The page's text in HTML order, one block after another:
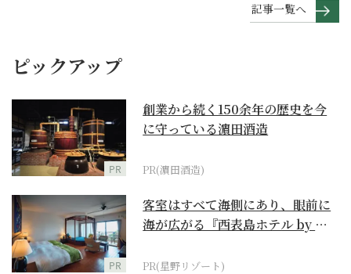
記事一覧へ
ピックアップ
PR
創業から続く150余年の歴史を今
に守っている濵田酒造
PR(濵田酒造)
PR
客室はすべて海側にあり、眼前に
海が広がる『西表島ホテル by 星
PR(星野リゾート)